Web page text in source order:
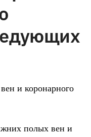
и коронарного
полых вен и